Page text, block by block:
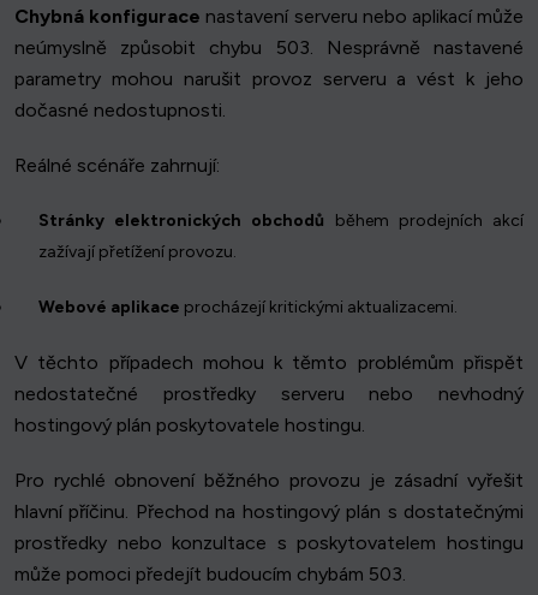
Chybná konfigurace nastavení serveru nebo aplikací může
neúmyslně způsobit chybu 503. Nesprávně nastavené
parametry mohou narušit provoz serveru a vést k jeho
dočasné nedostupnosti.
Reálné scénáře zahrnují:
Stránky elektronických obchodů během prodejních akcí
zažívají přetížení provozu.
Webové aplikace procházejí kritickými aktualizacemi.
V těchto případech mohou k těmto problémům přispět
nedostatečné prostředky serveru nebo nevhodný
hostingový plán poskytovatele hostingu.
Pro rychlé obnovení běžného provozu je zásadní vyřešit
hlavní příčinu. Přechod na hostingový plán s dostatečnými
prostředky nebo konzultace s poskytovatelem hostingu
může pomoci předejít budoucím chybám 503.